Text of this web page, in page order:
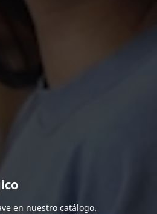
en nuestro catálogo.